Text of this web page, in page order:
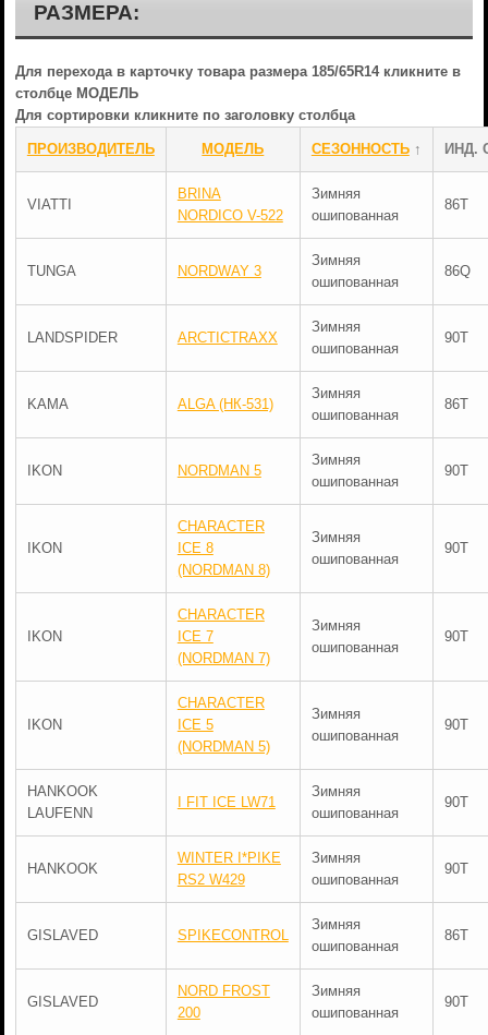
РАЗМЕРА:
Для перехода в карточку товара размера 185/65R14 кликните в
столбце МОДЕЛЬ
Для сортировки кликните по заголовку столбца
ПРОИЗВОДИТЕЛЬ МОДЕЛЬ СЕЗОННОСТЬ↑ ИНД.
VIATTI
BRINA
NORDICO V-522
Зимняя
ошипованная
86T
TUNGA NORDWAY 3
Зимняя
ошипованная
86Q
LANDSPIDER ARCTICTRAXX
Зимняя
ошипованная
90T
KAMA ALGA (НК-531)
Зимняя
ошипованная
86T
IKON NORDMAN 5
Зимняя
ошипованная
90T
IKON
CHARACTER
ICE 8
(NORDMAN 8)
Зимняя
ошипованная
90T
IKON
CHARACTER
ICE 7
(NORDMAN 7)
Зимняя
ошипованная
90T
IKON
CHARACTER
ICE 5
(NORDMAN 5)
Зимняя
ошипованная
90T
HANKOOK
LAUFENN
I FIT ICE LW71
Зимняя
ошипованная
90T
HANKOOK
WINTER I*PIKE
RS2 W429
Зимняя
ошипованная
90T
GISLAVED SPIKECONTROL
Зимняя
ошипованная
86T
GISLAVED
NORD FROST
200
Зимняя
ошипованная
90T